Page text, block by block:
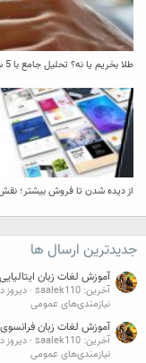
طلا بخریم یا نه؟ تحلیل جامع با 5 سناریوی قیمتی برای نیمه دوم 1405
از دیده شدن تا فروش بیشتر؛
جدیدترین ارسال ها
آموزش لغات زبان ایتالیایی
آخرین: saalek110
دیروز در 3:54 بعد
نیازمندی‌های عمومی
آموزش لغات زبان فرانسوی
آخرین: saalek110
دیروز در 6:29 قبل
نیازمندی‌های عمومی